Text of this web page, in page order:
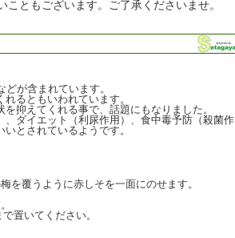
ともございます。ご了承くださいませ。
が含まれています。
るともいわれています。
抑えてくれる事で、話題にもなりました。
ダイエット（利尿作用）、食中毒予防（殺菌作
とされているようです。
覆うように赤しそを一面にのせます。
置いてください。